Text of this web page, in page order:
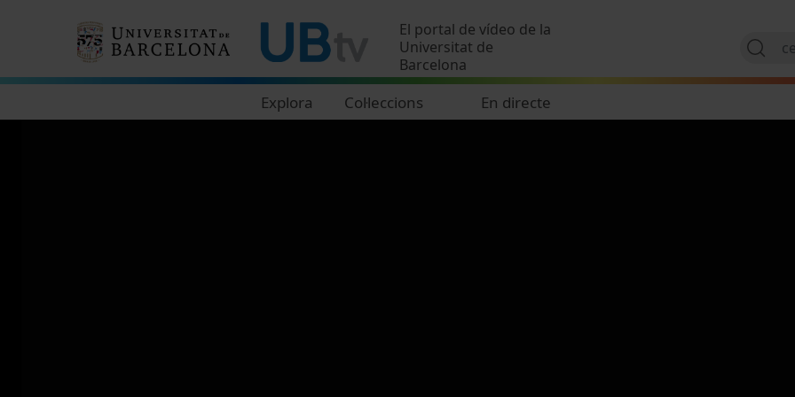
El portal de vídeo de la
Universitat de
Barcelona
Explora Col·leccions En directe